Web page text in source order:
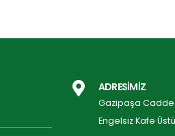
ADRESİMİZ
Gazipaşa
Engelsiz Kafe